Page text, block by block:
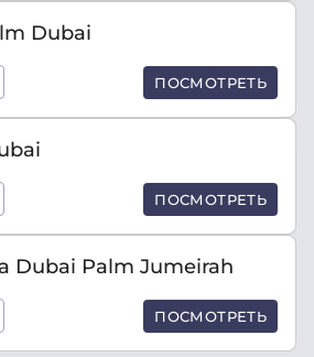
Dubai
ПОСМОТРЕТЬ
ПОСМОТРЕТЬ
Dubai Palm Jumeirah
ПОСМОТРЕТЬ